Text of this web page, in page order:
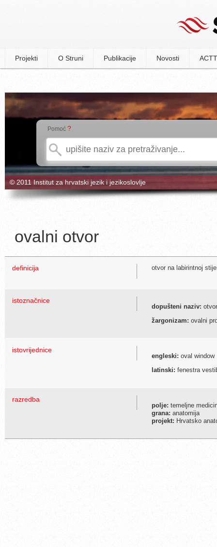
Projekti O Struni Publikacije Novosti
Pomoć ?
© 2011 Institut za hrvatski jezik i jezikoslovlje
ovalni otvor
definicija otvor na labirintnoj
istoznačnice
dopušteni naziv:
žargonizam: ovalni
istovrijednice
engleski: oval window
latinski: fenestra
razredba
polje: temeljne
grana: anatomija
projekt: Hrvatsko